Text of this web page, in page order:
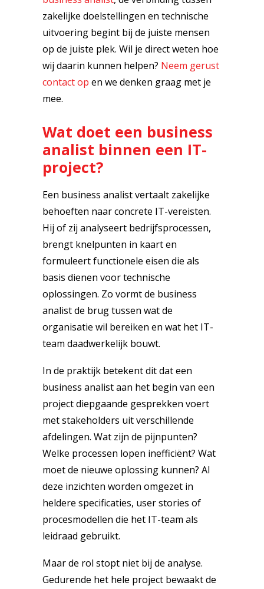
zakelijke doelstellingen en technische
uitvoering begint bij de juiste mensen
op de juiste plek. Wil je direct weten hoe
wij daarin kunnen helpen? Neem gerust
contact op en we denken graag met je
mee.
Wat doet een business
analist binnen een IT-
project?
Een business analist vertaalt zakelijke
behoeften naar concrete IT-vereisten.
Hij of zij analyseert bedrijfsprocessen,
brengt knelpunten in kaart en
formuleert functionele eisen die als
basis dienen voor technische
oplossingen. Zo vormt de business
analist de brug tussen wat de
organisatie wil bereiken en wat het IT-
team daadwerkelijk bouwt.
In de praktijk betekent dit dat een
business analist aan het begin van een
project diepgaande gesprekken voert
met stakeholders uit verschillende
afdelingen. Wat zijn de pijnpunten?
Welke processen lopen inefficiënt? Wat
moet de nieuwe oplossing kunnen? Al
deze inzichten worden omgezet in
heldere specificaties, user stories of
procesmodellen die het IT-team als
leidraad gebruikt.
Maar de rol stopt niet bij de analyse.
Gedurende het hele project bewaakt de